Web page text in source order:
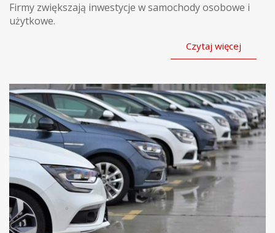
Firmy zwiększają inwestycje w samochody osobowe i
użytkowe.
Czytaj więcej